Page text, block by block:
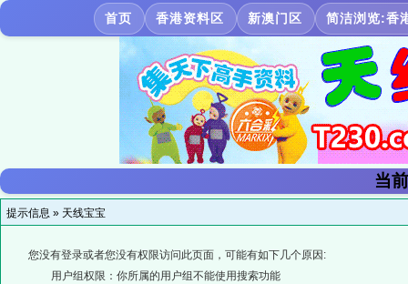
首页 香港资料区 新澳门区 简洁浏览:香
当
提示信息 » 天线宝宝
您没有登录或者您没有权限访问此页面，可能有如下几个原因:
用户组权限：你所属的用户组不能使用搜索功能